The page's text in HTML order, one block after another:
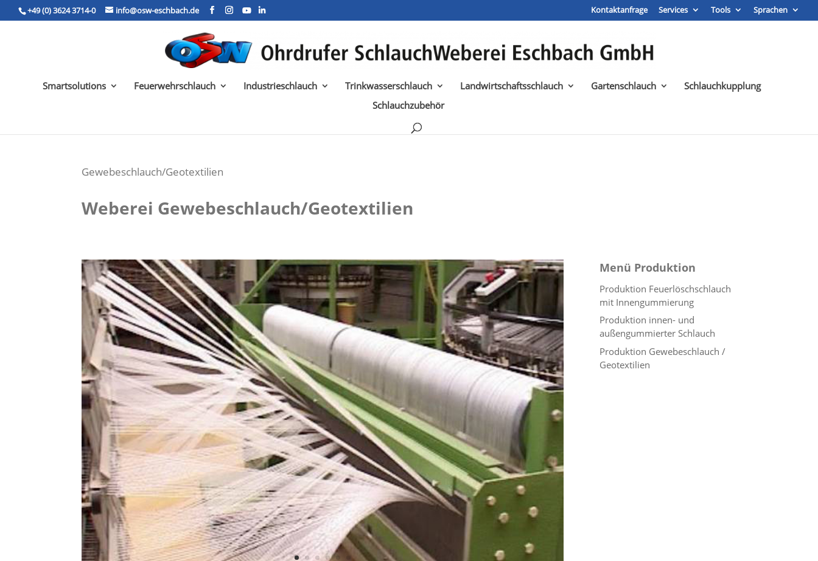
+49 (0) 3624 3714-0 info@osw-eschbach.de Kontaktanfrage Services Tools Sprachen
Smartsolutions Feuerwehrschlauch Industrieschlauch Trinkwasserschlauch Landwirtschaftsschlauch Gartenschlauch
Schlauchkupplung
Schlauchzubehör
Gewebeschlauch/Geotextilien
Weberei Gewebeschlauch/Geotextilien
Menü Produktion
Produktion Feuerlöschschlauch
mit Innengummierung
Produktion innen- und
außengummierter Schlauch
Produktion Gewebeschlauch /
Geotextilien